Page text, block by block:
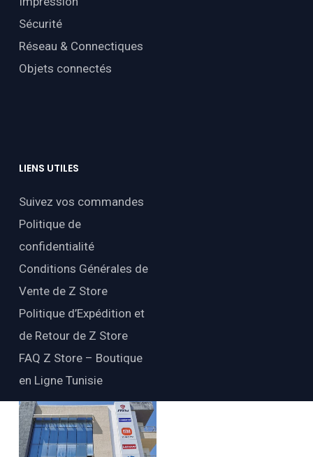
Sécurité
Réseau & Connectiques
Objets connectés
LIENS UTILES
Suivez vos commandes
Politique de
confidentialité
Conditions Générales de
Vente de Z Store
Politique d’Expédition et
de Retour de Z Store
FAQ Z Store – Boutique
en Ligne Tunisie